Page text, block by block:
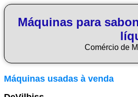
Máquinas para
Comércio de
Máquinas usadas à venda